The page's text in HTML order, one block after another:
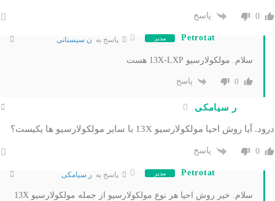
0 پاسخ
Petrotat مدیر پاسخ به ن سیستانی
سلام. مولکولارسیو 13X-LXP هست
0 پاسخ
ر سیامکی
درود. آیا روش احیا مولکولارسیو 13X با سایر مولکولارسیو ها یکیست؟
0 پاسخ
Petrotat مدیر پاسخ به ر سیامکی
سلام. خیر روش احیا هر نوع مولکولارسیو از جمله مولکولارسیو 13X